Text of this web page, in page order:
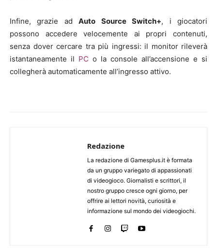
Infine, grazie adAuto Source Switch+, i giocatori
possono accedere velocemente ai propri contenuti,
senza dover cercare tra più ingressi: il monitor rileverà
istantaneamente il PC o la console all’accensione e si
collegherà automaticamente all’ingresso attivo.
Redazione
La redazione di Gamesplus.it è formata
da un gruppo variegato di appassionati
di videogioco. Giornalisti e scrittori, il
nostro gruppo cresce ogni giorno, per
offrire ai lettori novità, curiosità e
informazione sul mondo dei videogiochi.